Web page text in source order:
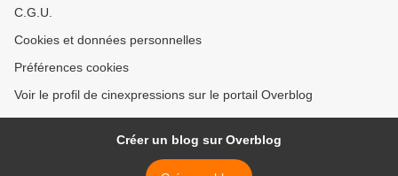
C.G.U.
Cookies et données personnelles
Préférences cookies
Voir le profil de cinexpressions sur le portail Overblog
Créer un blog sur Overblog